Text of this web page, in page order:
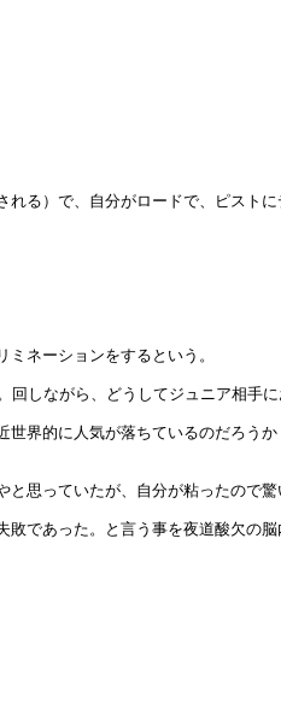
る）で、自分がロードで、ピスト
ネーションをするという。
しながら、どうしてジュニア相手
界的に人気が落ちているのだろうか
思っていたが、自分が粘ったので驚
であった。と言う事を夜道酸欠の脳